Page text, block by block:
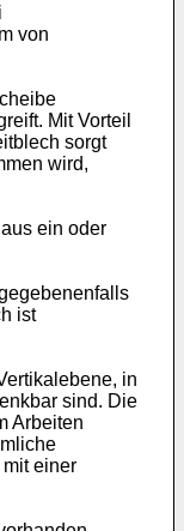
von
Mit Vorteil
sorgt
wird,
ein oder
ist
in
sind. Die
Arbeiten
einer